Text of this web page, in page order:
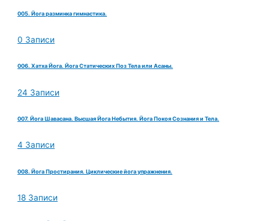
005. Йога разминка гимнастика.
0 Записи
006. Хатха Йога. Йога Статических Поз Тела или Асаны.
24 Записи
007. Йога Шавасана. Высшая Йога Небытия. Йога Покоя Сознания и Тела.
4 Записи
008. Йога Простирания. Циклические йога упражнения.
18 Записи